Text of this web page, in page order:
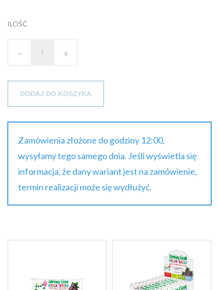
ILOŚĆ
- +
DODAJ DO KOSZYKA
Zamówienia złożone do godziny 12:00,
wysyłamy tego samego dnia. Jeśli wyświetla się
informacja, że dany wariant jest na zamówienie,
termin realizacji może się wydłużyć.